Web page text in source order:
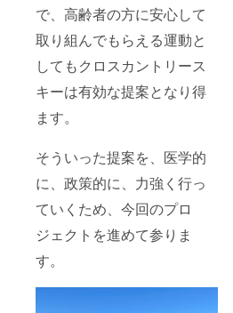
で、高齢者の方に安心して
取り組んでもらえる運動と
してもクロスカントリース
キーは有効な提案となり得
ます。
そういった提案を、医学的
に、政策的に、力強く行っ
ていくため、今回のプロ
ジェクトを進めて参りま
す。